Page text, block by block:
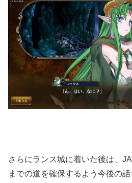
さらにランス城に着いた後は、
までの道を確保するよう今後の